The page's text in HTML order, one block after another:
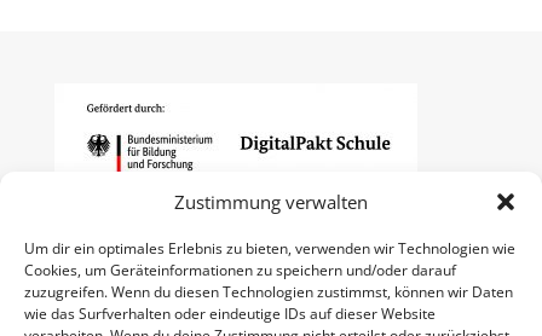
Zustimmung verwalten
Um dir ein optimales Erlebnis zu bieten, verwenden wir Technologien wie
Cookies, um Geräteinformationen zu speichern und/oder darauf
zuzugreifen. Wenn du diesen Technologien zustimmst, können wir Daten
wie das Surfverhalten oder eindeutige IDs auf dieser Website